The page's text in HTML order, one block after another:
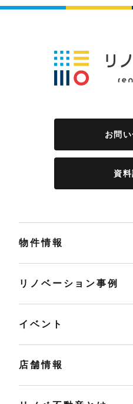
お問
資
物件情報
リノベーション事例
イベント
店舗情報